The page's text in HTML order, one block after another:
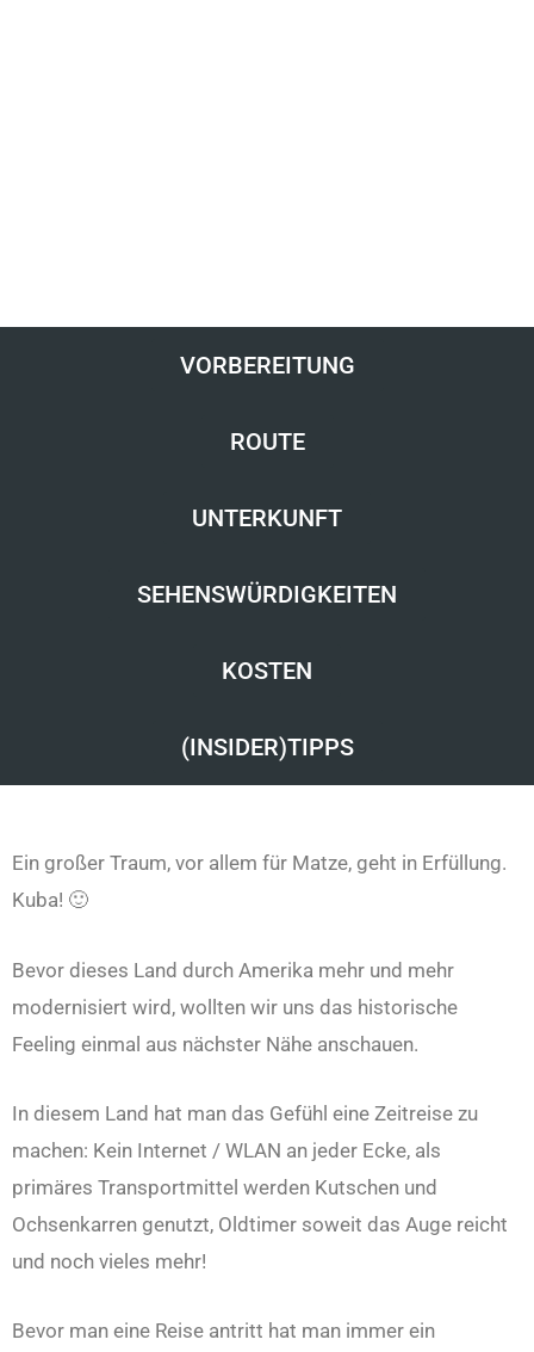
VORBEREITUNG
ROUTE
UNTERKUNFT
SEHENSWÜRDIGKEITEN
KOSTEN
(INSIDER)TIPPS
Ein großer Traum, vor allem für Matze, geht in Erfüllung.
Kuba! 🙂
Bevor dieses Land durch Amerika mehr und mehr
modernisiert wird, wollten wir uns das historische
Feeling einmal aus nächster Nähe anschauen.
In diesem Land hat man das Gefühl eine Zeitreise zu
machen: Kein Internet / WLAN an jeder Ecke, als
primäres Transportmittel werden Kutschen und
Ochsenkarren genutzt, Oldtimer soweit das Auge reicht
und noch vieles mehr!
Bevor man eine Reise antritt hat man immer ein